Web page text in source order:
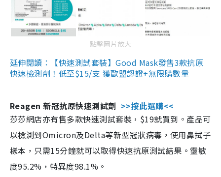
點擊圖片放大
延伸閱讀：【快速測試套裝】Good Mask發售3款抗原
快速檢測劑！低至$15/支 獲歐盟認證+無限購數量
Reagen 新冠抗原快速測試劑 >>按此選購<<
莎莎網店亦有售多款快速測試套裝，$19就買到。產品可
以檢測到Omicron及Delta等新型冠狀病毒，使用鼻拭子
樣本，只需15分鐘就可以取得快速抗原測試結果。靈敏
度95.2%，特異度98.1%。